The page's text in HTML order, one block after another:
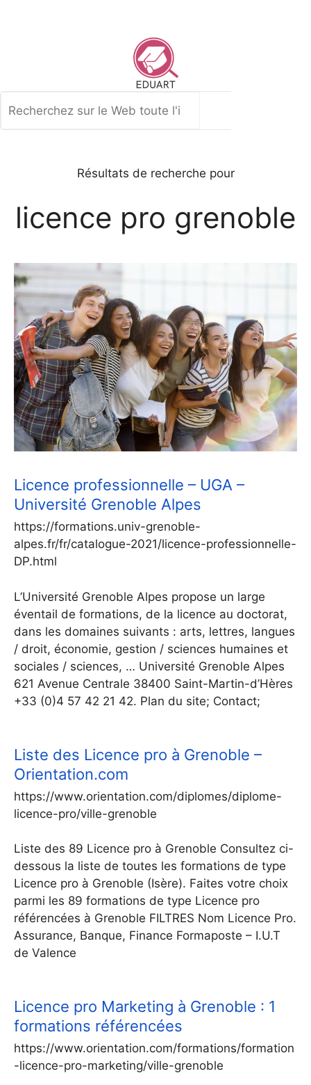
Résultats de recherche pour
licence pro grenoble
Licence professionnelle – UGA –
Université Grenoble Alpes
https://formations.univ-grenoble-
alpes.fr/fr/catalogue-2021/licence-professionnelle-
DP.html
L’Université Grenoble Alpes propose un large
éventail de formations, de la licence au doctorat,
dans les domaines suivants : arts, lettres, langues
/ droit, économie, gestion / sciences humaines et
sociales / sciences, … Université Grenoble Alpes
621 Avenue Centrale 38400 Saint-Martin-d’Hères
+33 (0)4 57 42 21 42. Plan du site; Contact;
Liste des Licence pro à Grenoble –
Orientation.com
https://www.orientation.com/diplomes/diplome-
licence-pro/ville-grenoble
Liste des 89 Licence pro à Grenoble Consultez ci-
dessous la liste de toutes les formations de type
Licence pro à Grenoble (Isère). Faites votre choix
parmi les 89 formations de type Licence pro
référencées à Grenoble FILTRES Nom Licence Pro.
Assurance, Banque, Finance Formaposte – I.U.T
de Valence
Licence pro Marketing à Grenoble : 1
formations référencées
https://www.orientation.com/formations/formation
-licence-pro-marketing/ville-grenoble